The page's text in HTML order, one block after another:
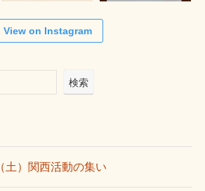
View on Instagram
検索
土）関西活動の集い